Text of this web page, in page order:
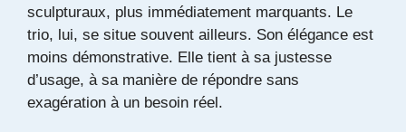
sculpturaux, plus immédiatement marquants. Le
trio, lui, se situe souvent ailleurs. Son élégance est
moins démonstrative. Elle tient à sa justesse
d’usage, à sa manière de répondre sans
exagération à un besoin réel.